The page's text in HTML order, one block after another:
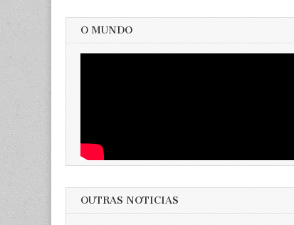
O MUNDO
OUTRAS NOTICIAS